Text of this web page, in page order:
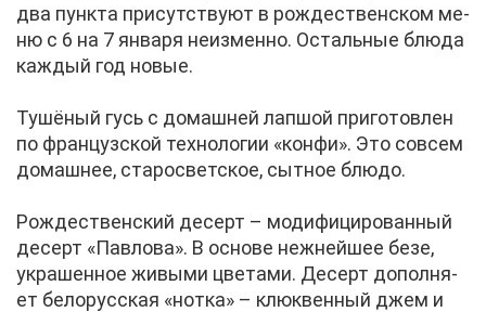
два пунк­та при­сут­ству­ют в рож­де­ствен­ском ме­
ню с 6 на 7 ян­ва­ря неиз­мен­но. Осталь­ные блю­да
каж­дый год но­вые.
Ту­шё­ный гусь с до­маш­ней лап­шой при­го­тов­лен
по фран­цуз­ской тех­но­ло­гии «кон­фи». Это со­всем
до­маш­нее, ста­ро­свет­ское, сыт­ное блю­до.
Рож­де­ствен­ский де­серт – мо­ди­фи­ци­ро­ван­ный
де­серт «Пав­ло­ва». В ос­но­ве неж­ней­шее бе­зе,
укра­шен­ное жи­вы­ми цве­та­ми. Де­серт до­пол­ня­
ет бе­ло­рус­ская «нот­ка» – клюк­вен­ный джем и